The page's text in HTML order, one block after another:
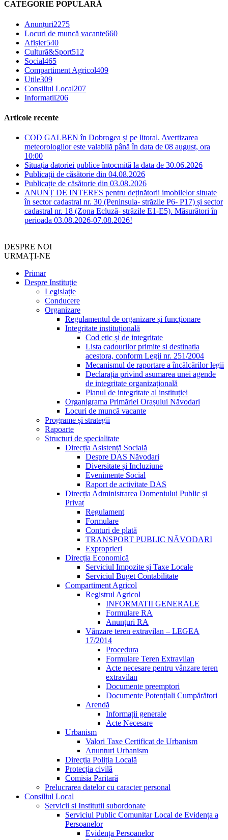
CATEGORIE POPULARĂ
Anunțuri2275
Locuri de muncă vacante660
Afișier540
Cultură&Sport512
Social465
Compartiment Agricol409
Utile309
Consiliul Local207
Informatii206
Articole recente
COD GALBEN în Dobrogea și pe litoral. Avertizarea
meteorologilor este valabilă până în data de 08 august, ora
10:00
Situația datoriei publice întocmită la data de 30.06.2026
Publicații de căsătorie din 04.08.2026
Publicație de căsătorie din 03.08.2026
ANUNȚ DE INTERES pentru deținătorii imobilelor situate
în sector cadastral nr. 30 (Peninsula- străzile P6- P17) și sector
cadastral nr. 18 (Zona Ecluză- străzile E1-E5). Măsurători în
perioada 03.08.2026-07.08.2026!
DESPRE NOI
URMAȚI-NE
Primar
Despre Instituție
Legislație
Conducere
Organizare
Regulamentul de organizare și funcționare
Integritate instituțională
Cod etic și de integritate
Lista cadourilor primite si destinatia
acestora, conform Legii nr. 251/2004
Mecanismul de raportare a încălcărilor legii
Declarația privind asumarea unei agende
de integritate organizațională
Planul de integritate al instituției
Organigrama Primăriei Orașului Năvodari
Locuri de muncă vacante
Programe și strategii
Rapoarte
Structuri de specialitate
Direcția Asistență Socială
Despre DAS Năvodari
Diversitate și Incluziune
Evenimente Social
Raport de activitate DAS
Direcția Administrarea Domeniului Public și
Privat
Regulament
Formulare
Conturi de plată
TRANSPORT PUBLIC NĂVODARI
Exproprieri
Direcția Economică
Serviciul Impozite și Taxe Locale
Serviciul Buget Contabilitate
Compartiment Agricol
Registrul Agricol
INFORMATII GENERALE
Formulare RA
Anunțuri RA
Vânzare teren extravilan – LEGEA
17/2014
Procedura
Formulare Teren Extravilan
Acte necesare pentru vânzare teren
extravilan
Documente preemptori
Documente Potențiali Cumpărători
Arendă
Informații generale
Acte Necesare
Urbanism
Valori Taxe Certificat de Urbanism
Anunțuri Urbanism
Direcția Poliția Locală
Protecția civilă
Comisia Paritară
Prelucrarea datelor cu caracter personal
Consiliul Local
Servicii si Institutii subordonate
Serviciul Public Comunitar Local de Evidența a
Persoanelor
Evidența Persoanelor